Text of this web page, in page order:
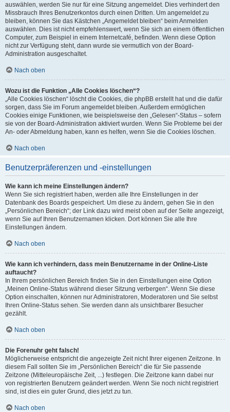
auswählen, werden Sie nur für eine Sitzung angemeldet. Dies verhindert den
Missbrauch Ihres Benutzerkontos durch einen Dritten. Um angemeldet zu
bleiben, können Sie das Kästchen „Angemeldet bleiben“ beim Anmelden
auswählen. Dies ist nicht empfehlenswert, wenn Sie sich an einem öffentlichen
Computer, zum Beispiel in einem Internetcafé, befinden. Wenn diese Option
nicht zur Verfügung steht, dann wurde sie vermutlich von der Board-
Administration ausgeschaltet.
Nach oben
Wozu ist die Funktion „Alle Cookies löschen“?
„Alle Cookies löschen“ löscht die Cookies, die phpBB erstellt hat und die dafür
sorgen, dass Sie im Forum angemeldet bleiben. Außerdem ermöglichen
Cookies einige Funktionen, wie beispielsweise den „Gelesen“-Status – sofern
sie von der Board-Administration aktiviert wurden. Wenn Sie Probleme bei der
An- oder Abmeldung haben, kann es helfen, wenn Sie die Cookies löschen.
Nach oben
Benutzerpräferenzen und -einstellungen
Wie kann ich meine Einstellungen ändern?
Wenn Sie sich registriert haben, werden alle Ihre Einstellungen in der
Datenbank des Boards gespeichert. Um diese zu ändern, gehen Sie in den
„Persönlichen Bereich“; der Link dazu wird meist oben auf der Seite angezeigt,
wenn Sie auf Ihren Benutzernamen klicken. Dort können Sie alle Ihre
Einstellungen ändern.
Nach oben
Wie kann ich verhindern, dass mein Benutzername in der Online-Liste
auftaucht?
In Ihrem persönlichen Bereich finden Sie in den Einstellungen eine Option
„Meinen Online-Status während dieser Sitzung verbergen“. Wenn Sie diese
Option einschalten, können nur Administratoren, Moderatoren und Sie selbst
Ihren Online-Status sehen. Sie werden dann als unsichtbarer Besucher
gezählt.
Nach oben
Die Forenuhr geht falsch!
Möglicherweise entspricht die angezeigte Zeit nicht Ihrer eigenen Zeitzone. In
diesem Fall sollten Sie im „Persönlichen Bereich“ die für Sie passende
Zeitzone (Mitteleuropäische Zeit, ...) festlegen. Die Zeitzone kann dabei nur
von registrierten Benutzern geändert werden. Wenn Sie noch nicht registriert
sind, ist dies ein guter Grund, dies jetzt zu tun.
Nach oben